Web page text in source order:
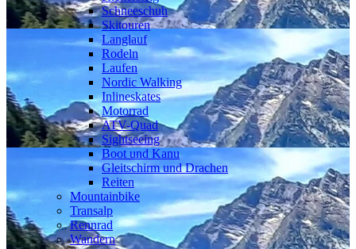
Schneeschuh
Skitouren
Langlauf
Rodeln
Laufen
Nordic Walking
Inlineskates
Motorrad
ATV-Quad
Sightseeing
Boot und Kanu
Gleitschirm und Drachen
Reiten
Mountainbike
Transalp
Rennrad
Wandern